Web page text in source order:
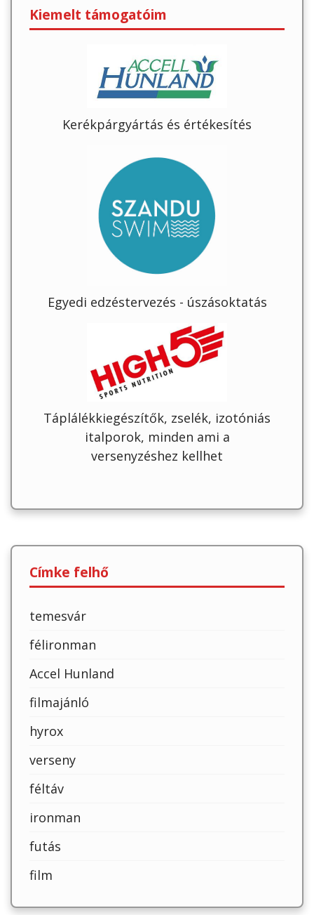
Kiemelt támogatóim
Kerékpárgyártás és értékesítés
Egyedi edzéstervezés - úszásoktatás
Táplálékkiegészítők, zselék, izotóniás
italporok, minden ami a
versenyzéshez kellhet
Címke felhő
temesvár
félironman
Accel Hunland
filmajánló
hyrox
verseny
féltáv
ironman
futás
film